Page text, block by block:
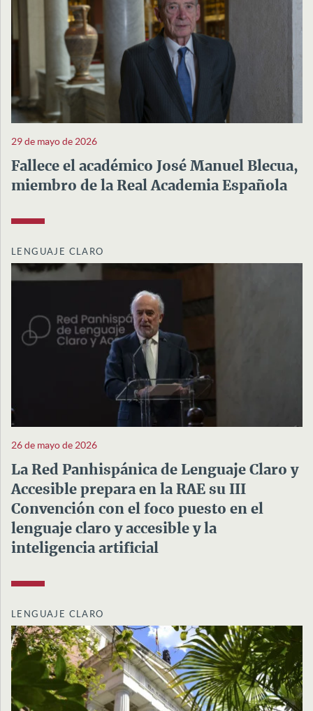
29 de mayo de 2026
Fallece el académico José Manuel Blecua,
miembro de la Real Academia Española
LENGUAJE CLARO
26 de mayo de 2026
La Red Panhispánica de Lenguaje Claro y
Accesible prepara en la RAE su III
Convención con el foco puesto en el
lenguaje claro y accesible y la
inteligencia artificial
LENGUAJE CLARO